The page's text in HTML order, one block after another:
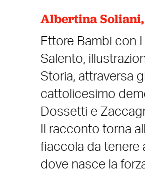
Albertina
Ettore Bambi con
Salento,
Storia, attraversa
cattolicesimo
Dossetti e
Il racconto torna
fiaccola da tenere
dove nasce la